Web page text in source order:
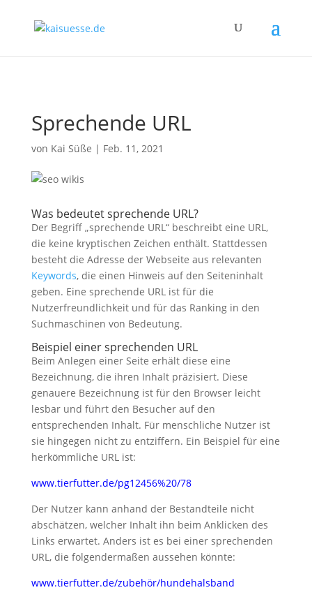
Sprechende URL
von Kai Süße | Feb. 11, 2021
Was bedeutet sprechende URL?
Der Begriff „sprechende URL“ beschreibt eine URL,
die keine kryptischen Zeichen enthält. Stattdessen
besteht die Adresse der Webseite aus relevanten
Keywords, die einen Hinweis auf den Seiteninhalt
geben. Eine sprechende URL ist für die
Nutzerfreundlichkeit und für das Ranking in den
Suchmaschinen von Bedeutung.
Beispiel einer sprechenden URL
Beim Anlegen einer Seite erhält diese eine
Bezeichnung, die ihren Inhalt präzisiert. Diese
genauere Bezeichnung ist für den Browser leicht
lesbar und führt den Besucher auf den
entsprechenden Inhalt. Für menschliche Nutzer ist
sie hingegen nicht zu entziffern. Ein Beispiel für eine
herkömmliche URL ist:
www.tierfutter.de/pg12456%20/78
Der Nutzer kann anhand der Bestandteile nicht
abschätzen, welcher Inhalt ihn beim Anklicken des
Links erwartet. Anders ist es bei einer sprechenden
URL, die folgendermaßen aussehen könnte:
www.tierfutter.de/zubehör/hundehalsband